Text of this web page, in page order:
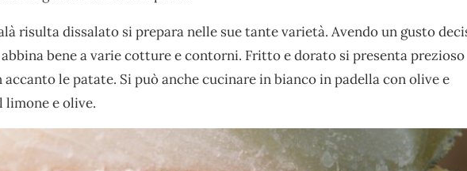
risulta dissalato si prepara nelle sue tante varietà. Avendo un gusto
bene a varie cotture e contorni. Fritto e dorato si presenta prezioso
le patate. Si può anche cucinare in bianco in padella con olive e
e olive.